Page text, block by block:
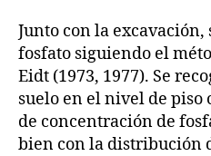
Junto con la
fosfato siguiendo el
Eidt (1973, 1977). Se
suelo en el nivel de
de concentración de
bien con la distribución